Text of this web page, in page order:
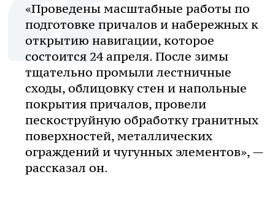
«Проведены масштабные работы по
подготовке причалов и набережных к
открытию навигации, которое
состоится 24 апреля. После зимы
тщательно промыли лестничные
сходы, облицовку стен и напольные
покрытия причалов, провели
пескоструйную обработку гранитных
поверхностей, металлических
ограждений и чугунных элементов», —
рассказал он.